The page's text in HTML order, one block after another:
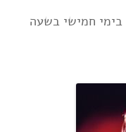
בימי חמישי בשעה